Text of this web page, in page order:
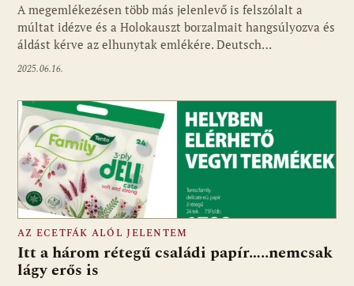
A megemlékezésen több más jelenlevő is felszólalt a
múltat idézve és a Holokauszt borzalmait hangsúlyozva és
áldást kérve az elhunytak emlékére. Deutsch…
2025.06.16.
AZ ECETFÁK ALÓL JELENTEM
Itt a három rétegű családi papír…..nemcsak
lágy erős is